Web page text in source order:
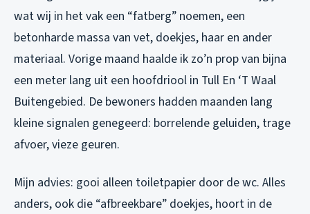
wat wij in het vak een “fatberg” noemen, een
betonharde massa van vet, doekjes, haar en ander
materiaal. Vorige maand haalde ik zo’n prop van bijna
een meter lang uit een hoofdriool in Tull En ‘T Waal
Buitengebied. De bewoners hadden maanden lang
kleine signalen genegeerd: borrelende geluiden, trage
afvoer, vieze geuren.
Mijn advies: gooi alleen toiletpapier door de wc. Alles
anders, ook die “afbreekbare” doekjes, hoort in de